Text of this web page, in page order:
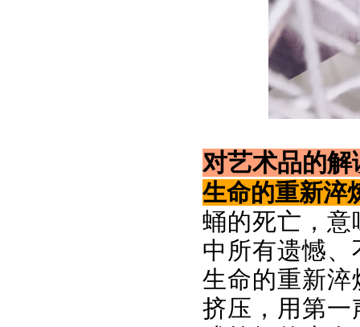
对艺术品的
生命的重新淬
蛹的死亡，
中所有遗憾
生命的重新
挤压，用第